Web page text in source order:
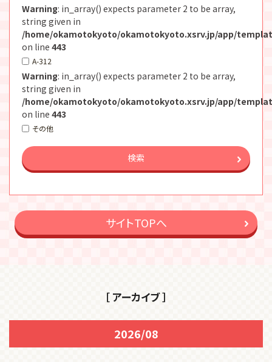
Warning: in_array() expects parameter 2 to be array,
string given in
/home/okamotokyoto/okamotokyoto.xsrv.jp/app/
on line 443
A-312
Warning: in_array() expects parameter 2 to be array,
string given in
/home/okamotokyoto/okamotokyoto.xsrv.jp/app/
on line 443
その他
検索
サイトTOPへ
［ アーカイブ ］
2026/08